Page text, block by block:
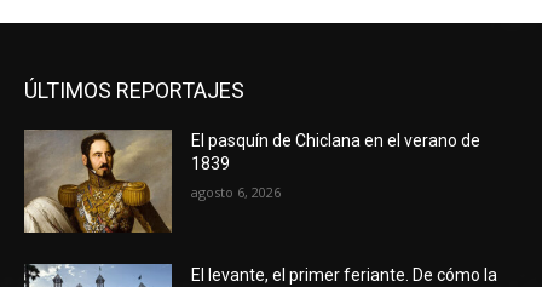
ÚLTIMOS REPORTAJES
El pasquín de Chiclana en el verano de
1839
agosto 6, 2026
El levante, el primer feriante. De cómo la